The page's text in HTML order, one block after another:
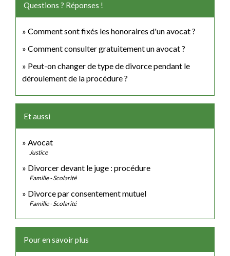
Questions ? Réponses !
Comment sont fixés les honoraires d'un avocat ?
Comment consulter gratuitement un avocat ?
Peut-on changer de type de divorce pendant le
déroulement de la procédure ?
Et aussi
Avocat
Justice
Divorcer devant le juge : procédure
Famille - Scolarité
Divorce par consentement mutuel
Famille - Scolarité
Pour en savoir plus